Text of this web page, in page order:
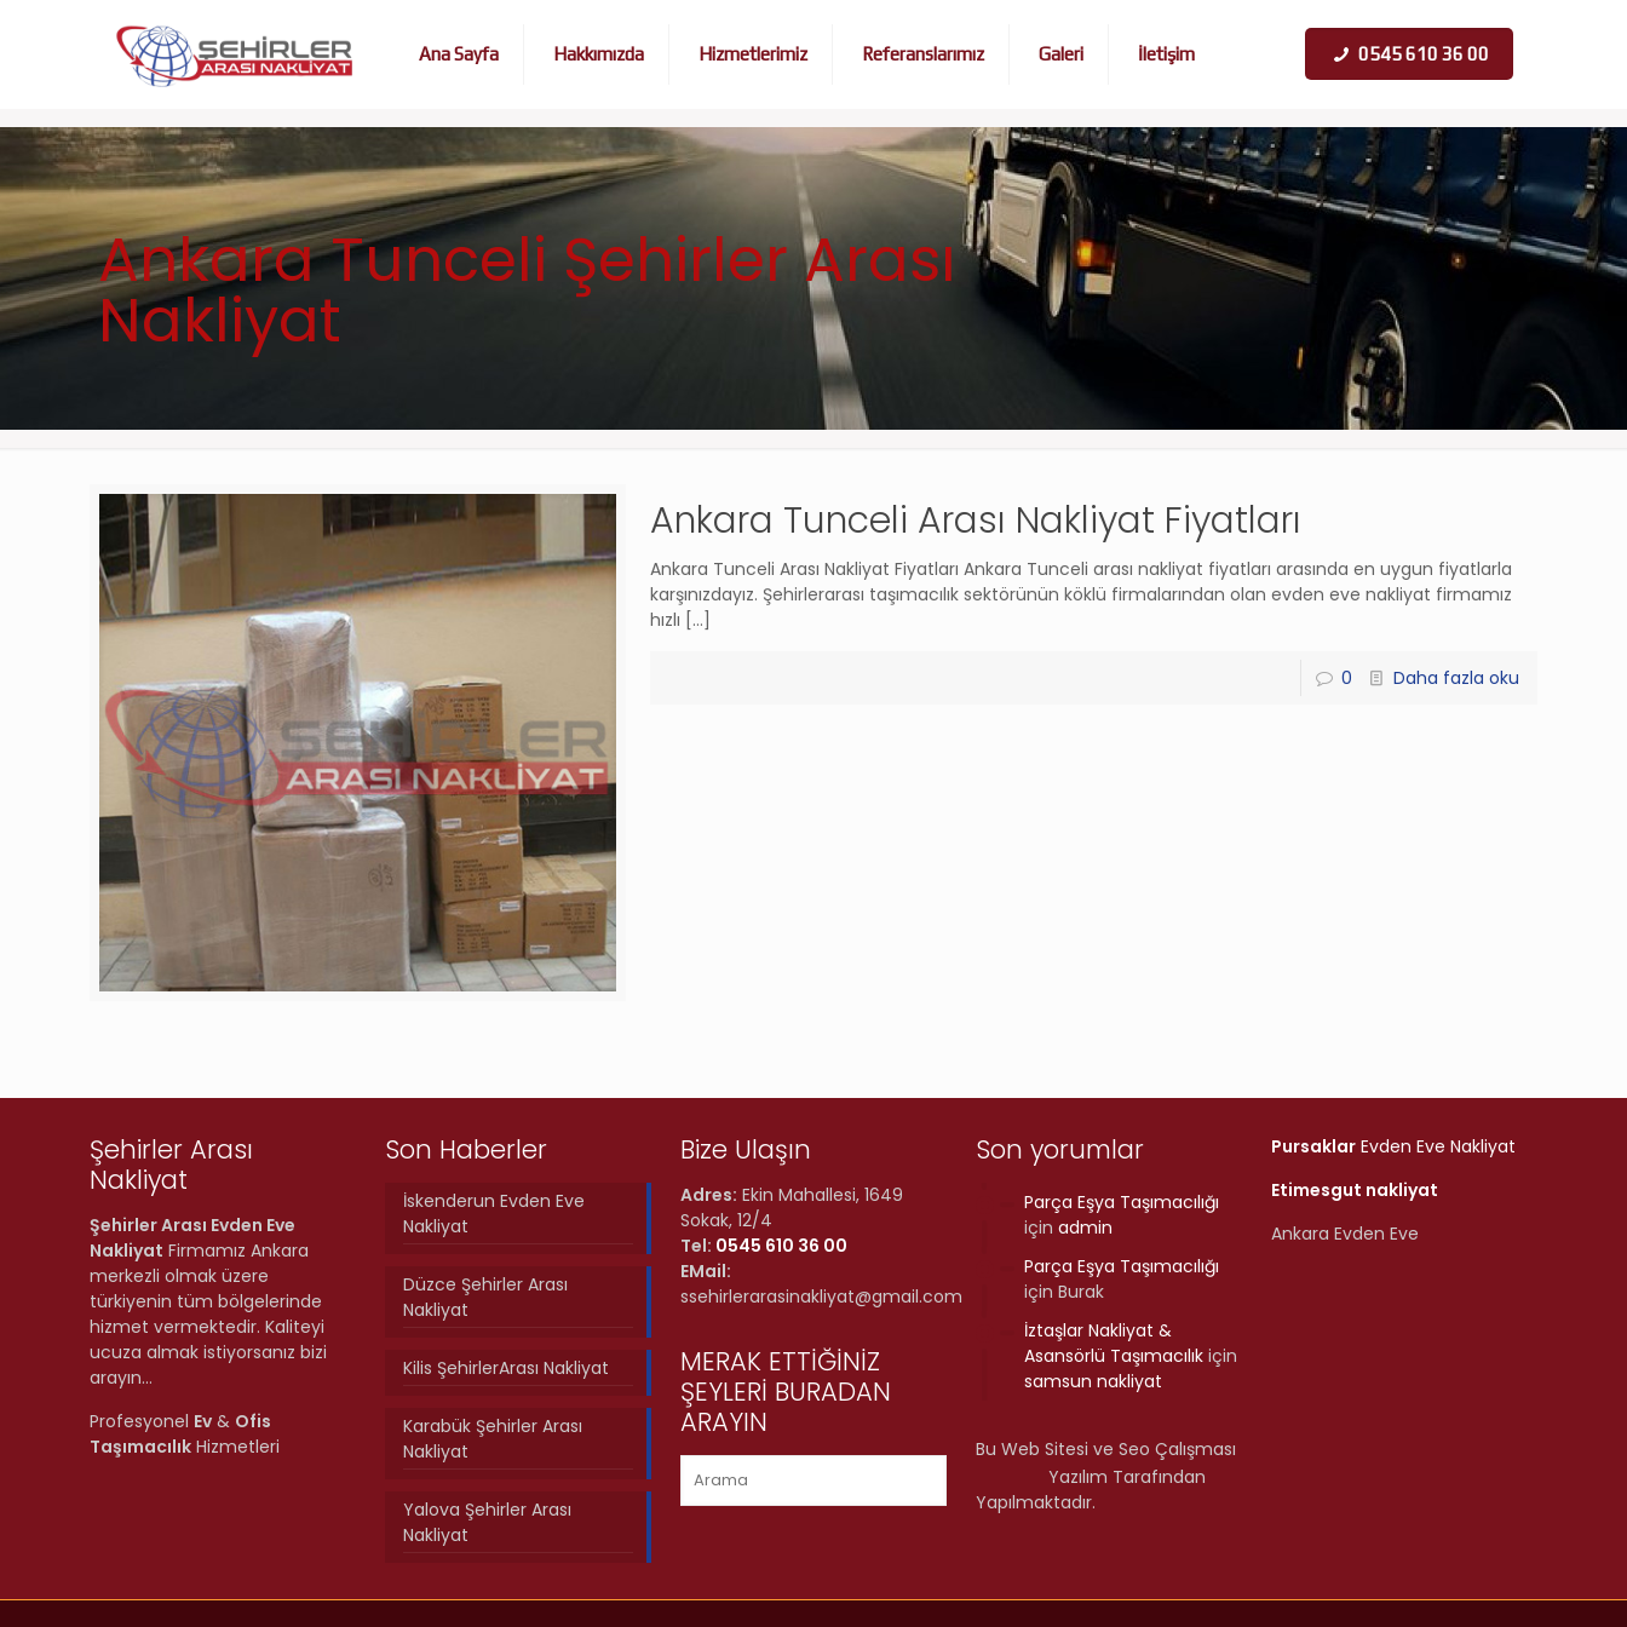
Ana Sayfa Hakkımızda Hizmetlerimiz Referanslarımız Galeri İletişim 0545 610 36 00
Ankara Tunceli Şehirler Arası
Nakliyat
Ankara Tunceli Arası Nakliyat Fiyatları
Ankara Tunceli Arası Nakliyat Fiyatları Ankara Tunceli arası nakliyat fiyatları arasında en uygun fiyatlarla
karşınızdayız. Şehirlerarası taşımacılık sektörünün köklü firmalarından olan evden eve nakliyat firmamız
hızlı […]
0 Daha fazla oku
Şehirler Arası
Nakliyat
Şehirler Arası Evden Eve
Nakliyat Firmamız Ankara
merkezli olmak üzere
türkiyenin tüm bölgelerinde
hizmet vermektedir. Kaliteyi
ucuza almak istiyorsanız bizi
arayın…
Profesyonel Ev & Ofis
Taşımacılık Hizmetleri
Son Haberler
İskenderun Evden Eve
Nakliyat
Düzce Şehirler Arası
Nakliyat
Kilis ŞehirlerArası Nakliyat
Karabük Şehirler Arası
Nakliyat
Yalova Şehirler Arası
Nakliyat
Bize Ulaşın
Adres: Ekin Mahallesi, 1649
Sokak, 12/4
Tel: 0545 610 36 00
EMail:
ssehirlerarasinakliyat@gmail.com
MERAK ETTİĞİNİZ
ŞEYLERİ BURADAN
ARAYIN
Son yorumlar
Parça Eşya Taşımacılığı
içinadmin
Parça Eşya Taşımacılığı
içinBurak
İztaşlar Nakliyat &
Asansörlü Taşımacılık için
samsun nakliyat
Bu Web Sitesi ve Seo Çalışması
Yazılım Tarafından
Yapılmaktadır.
Pursaklar Evden Eve Nakliyat
Etimesgut nakliyat
Ankara Evden Eve